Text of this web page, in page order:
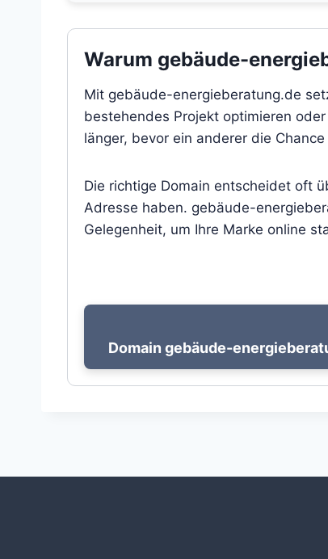
Warum gebäude-
Mit gebäude-energieberatung.de
bestehendes Projekt optimieren
länger, bevor ein anderer die
Die richtige Domain entscheidet oft
Adresse haben. gebäude-
Gelegenheit, um Ihre Marke online
Domain gebäude-